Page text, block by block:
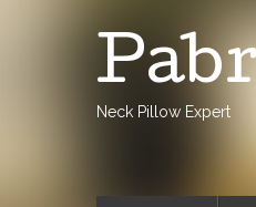
Neck Pillow Expert